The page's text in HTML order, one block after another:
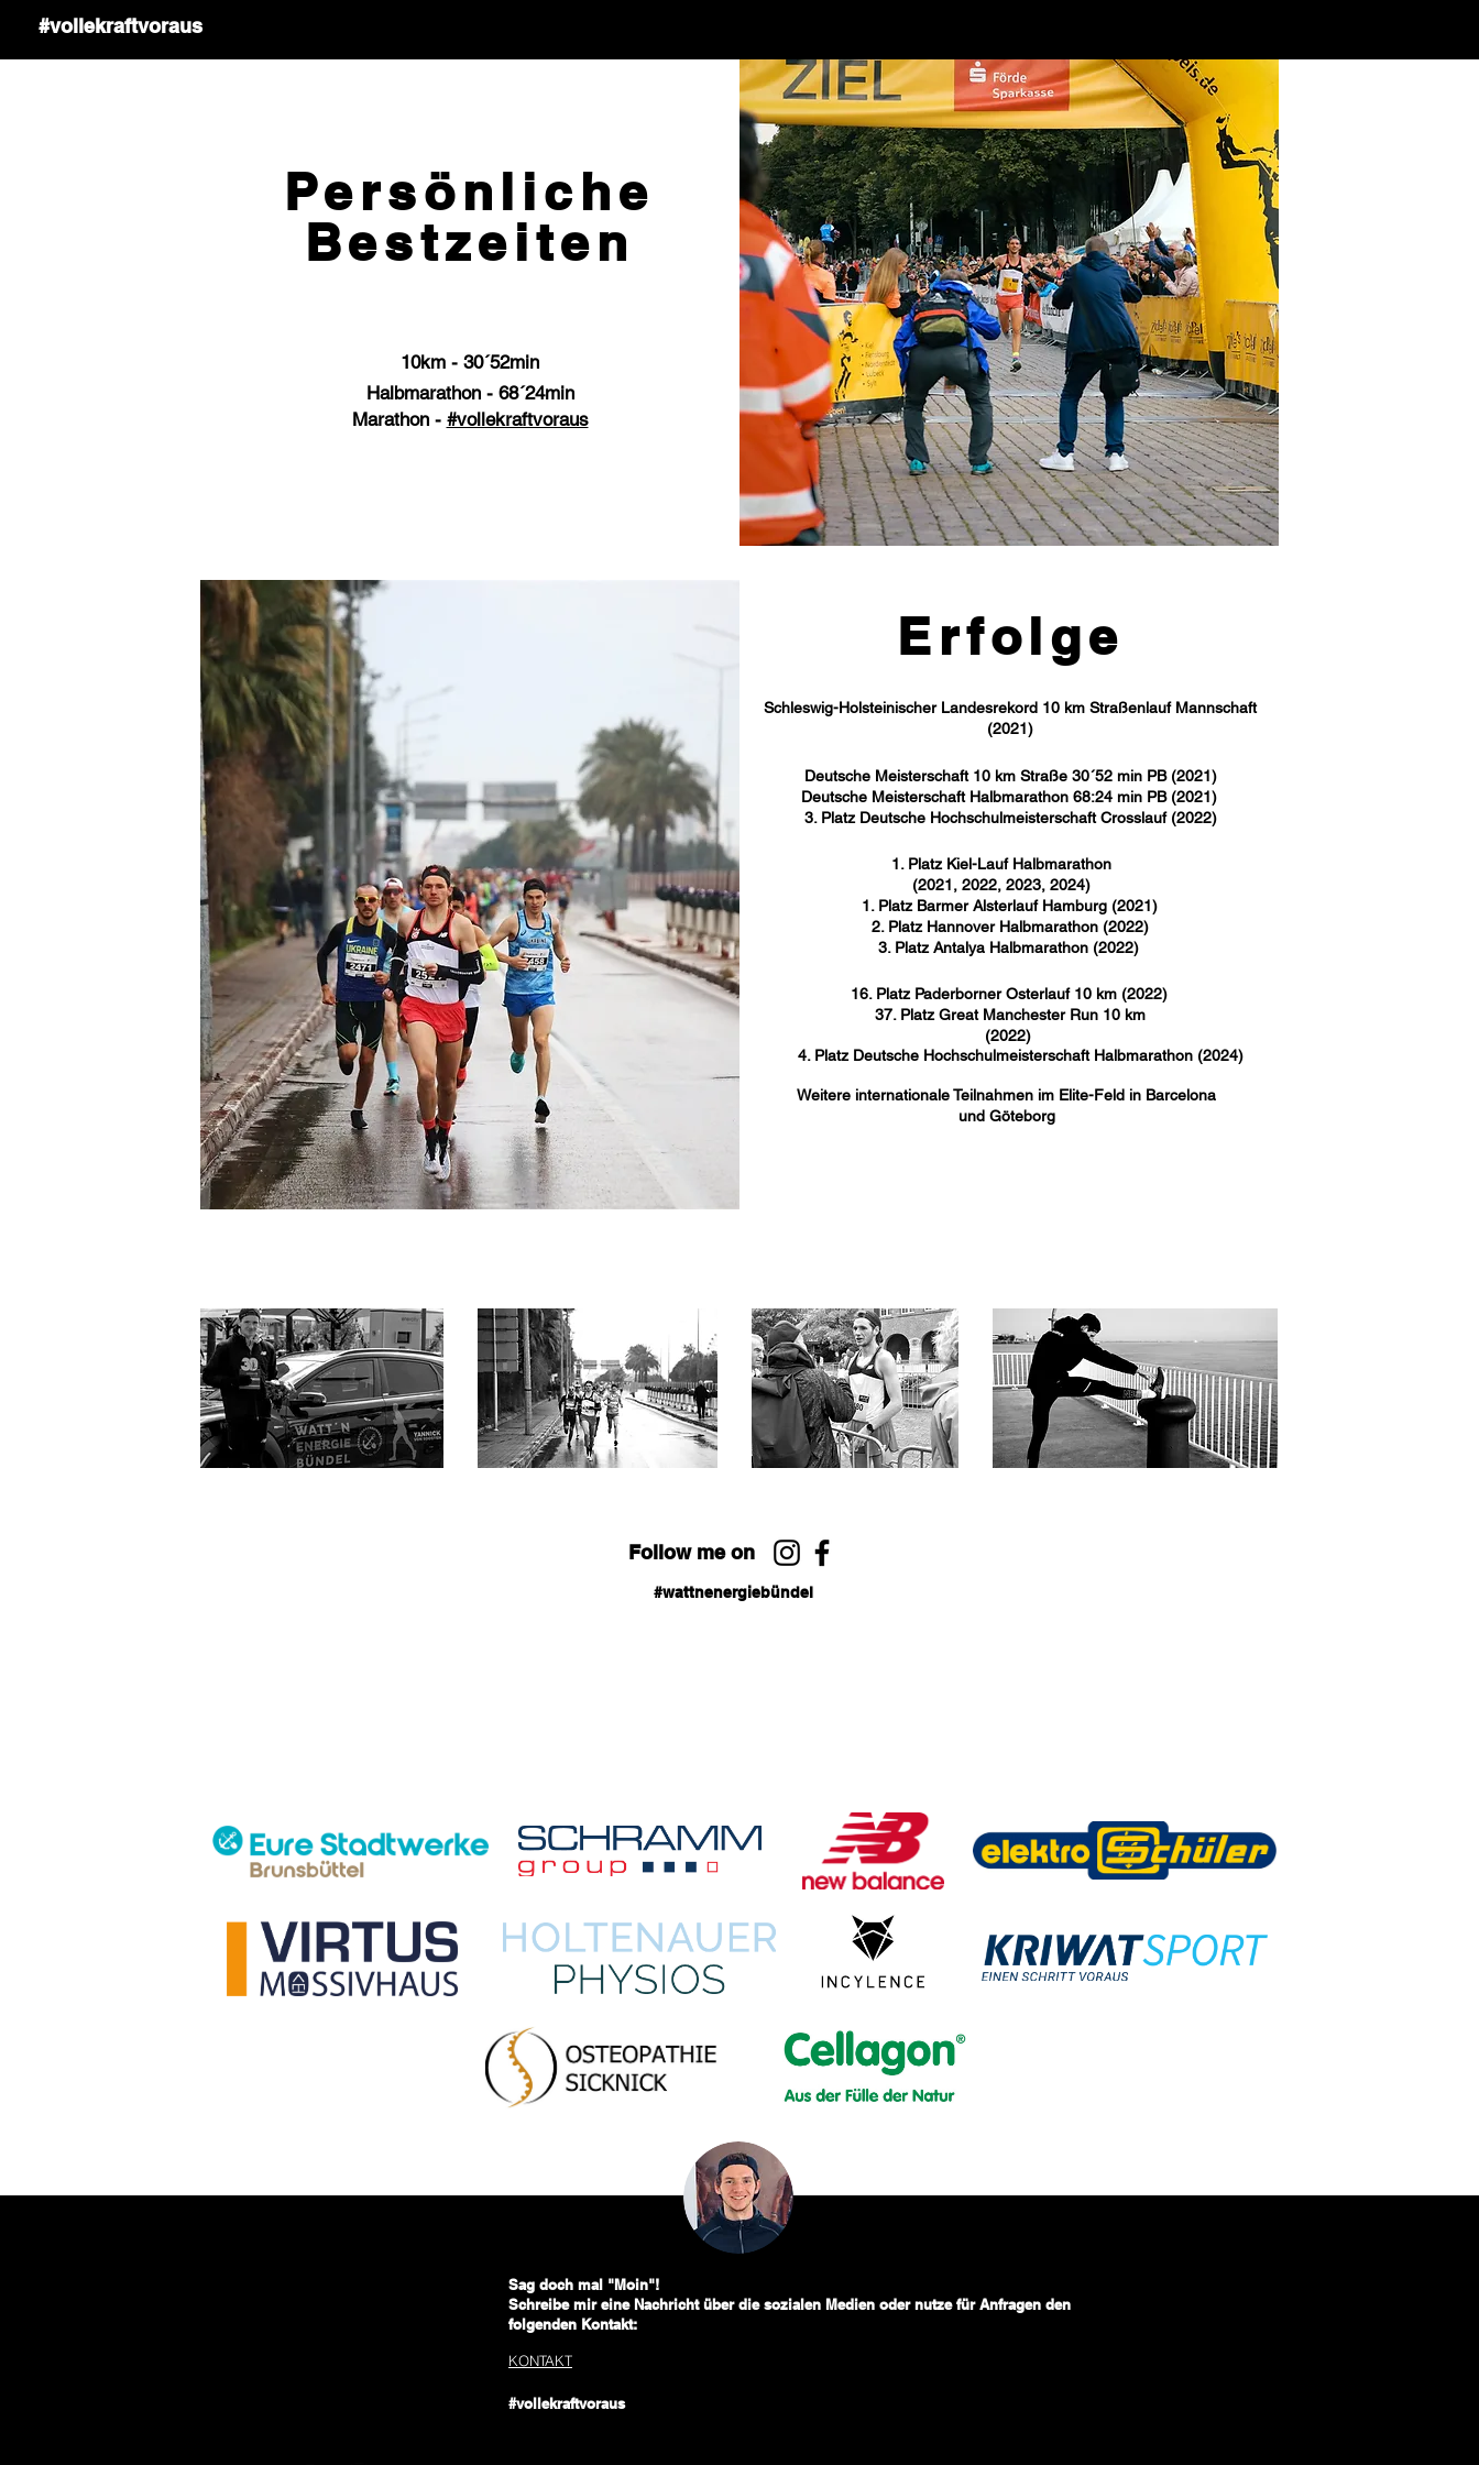
#vollekraftvoraus
Persönliche
Bestzeiten
10km - 30´52min
Halbmarathon - 68´24min
Marathon - #vollekraftvoraus
Erfolge
Schleswig-Holsteinischer Landesrekord 10 km Straßenlauf Mannschaft
(2021)
Deutsche Meisterschaft 10 km Straße 30´52 min PB (2021)
Deutsche Meisterschaft Halbmarathon 68:24 min PB (2021)
3. Platz Deutsche Hochschulmeisterschaft Crosslauf (2022)
1. Platz Kiel-Lauf Halbmarathon
(2021, 2022, 2023, 2024)
1. Platz Barmer Alsterlauf Hamburg (2021)
2. Platz Hannover Halbmarathon (2022)
3. Platz Antalya Halbmarathon (2022)
16. Platz Paderborner Osterlauf 10 km (2022)
37. Platz Great Manchester Run 10 km
(2022)
4. Platz Deutsche Hochschulmeisterschaft Halbmarathon (2024)
Weitere internationale Teilnahmen im Elite-Feld in Barcelona
und Göteborg
Follow me on
#wattnenergiebündel
Sag doch mal "Moin"!
Schreibe mir eine Nachricht über die sozialen Medien oder nutze für Anfragen den
folgenden Kontakt:
#vollekraftvoraus
KONTAKT